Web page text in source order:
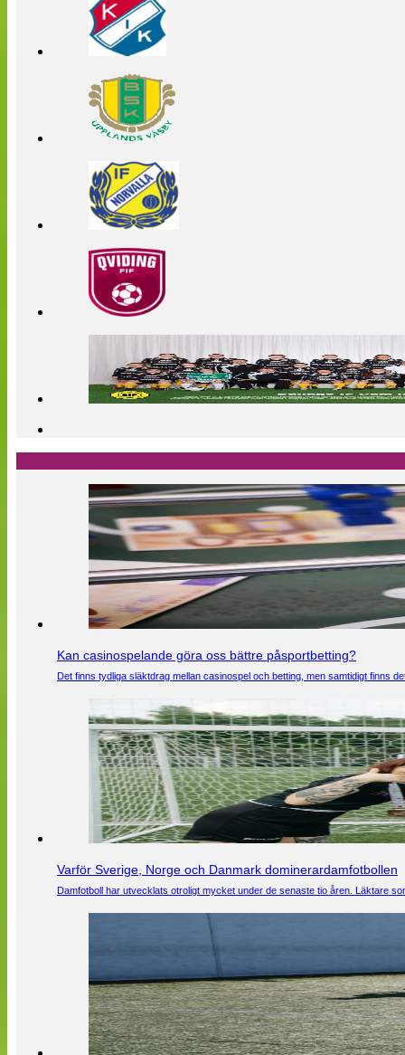
Kan casinospelande göra oss bättre påsportbetting?
Det finns tydliga släktdrag mellan casinospel och betting, men samtidigt finns
Varför Sverige, Norge och Danmark dominerardamfotbollen
Damfotboll har utvecklats otroligt mycket under de senaste tio åren. Läktare